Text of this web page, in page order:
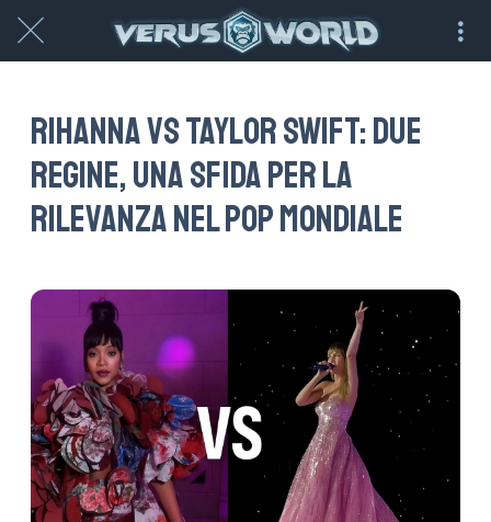
Rihanna vs Taylor Swift: due
regine, una sfida per la
rilevanza nel pop mondiale